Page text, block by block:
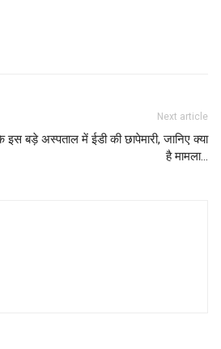
Next article
इस बड़े अस्पताल में ईडी की छापेमारी, जानिए क्या
है मामला…